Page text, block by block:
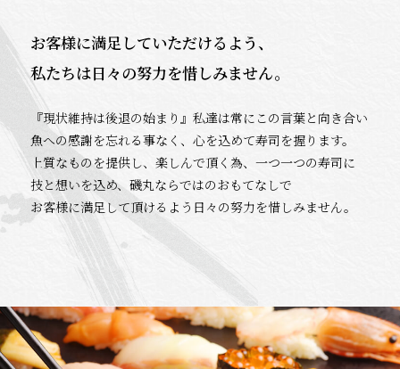
お客様に満足していただけるよう、
私たちは日々の努力を惜しみません。
『現状維持は後退の始まり』私達は常にこの言葉と向き合い
魚への感謝を忘れる事なく、心を込めて寿司を握ります。
上質なものを提供し、楽しんで頂く為、一つ一つの寿司に
技と想いを込め、磯丸ならではのおもてなしで
お客様に満足して頂けるよう日々の努力を惜しみません。